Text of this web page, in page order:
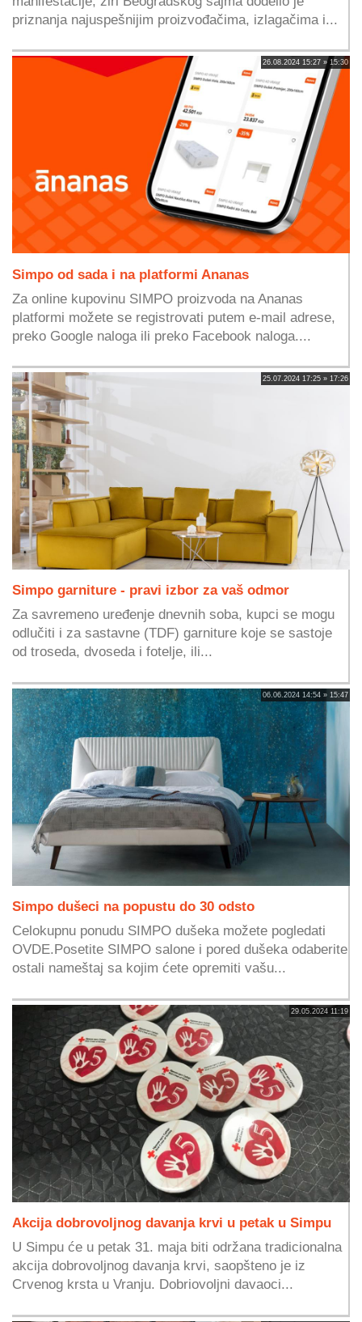
priznanja najuspešnijim proizvođačima, izlagačima i...
26.08.2024 15:27 » 15:30
Simpo od sada i na platformi Ananas
Za online kupovinu SIMPO proizvoda na Ananas
platformi možete se registrovati putem e-mail adrese,
preko Google naloga ili preko Facebook naloga....
25.07.2024 17:25 » 17:26
Simpo garniture - pravi izbor za vaš odmor
Za savremeno uređenje dnevnih soba, kupci se mogu
odlučiti i za sastavne (TDF) garniture koje se sastoje
od troseda, dvoseda i fotelje, ili...
06.06.2024 14:54 » 15:47
Simpo dušeci na popustu do 30 odsto
Celokupnu ponudu SIMPO dušeka možete pogledati
OVDE.Posetite SIMPO salone i pored dušeka odaberite
ostali nameštaj sa kojim ćete opremiti vašu...
29.05.2024 11:19
Akcija dobrovoljnog davanja krvi u petak u Simpu
U Simpu će u petak 31. maja biti održana tradicionalna
akcija dobrovoljnog davanja krvi, saopšteno je iz
Crvenog krsta u Vranju. Dobriovoljni davaoci...